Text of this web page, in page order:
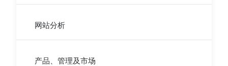
网站分析
产品、管理及市场